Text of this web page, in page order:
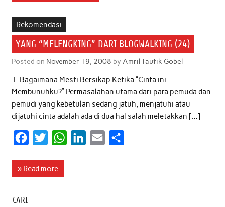
Rekomendasi
YANG “MELENGKING” DARI BLOGWALKING (24)
Posted on November 19, 2008 by Amril Taufik Gobel
1. Bagaimana Mesti Bersikap Ketika “Cinta ini
Membunuhku?” Permasalahan utama dari para pemuda dan
pemudi yang kebetulan sedang jatuh, menjatuhi atau
dijatuhi cinta adalah ada di dua hal salah meletakkan […]
c
i
W
» Read more
CARI